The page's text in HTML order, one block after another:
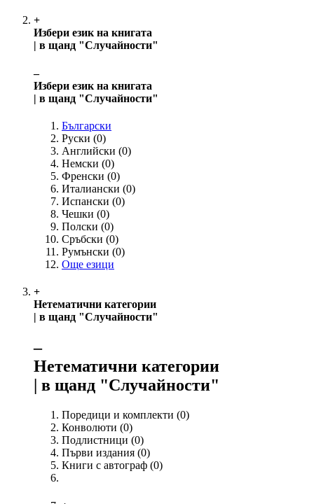
+
Избери език на книгата
| в щанд "Случайности"
‒
Избери език на книгата
| в щанд "Случайности"
Български
Руски (0)
Английски (0)
Немски (0)
Френски (0)
Италиански (0)
Испански (0)
Чешки (0)
Полски (0)
Сръбски (0)
Румънски (0)
Още езици
+
Нетематични категории
| в щанд "Случайности"
‒
Нетематични категории
| в щанд "Случайности"
Поредици и комплекти (0)
Конволюти (0)
Подлистници (0)
Първи издания (0)
Книги с автограф (0)